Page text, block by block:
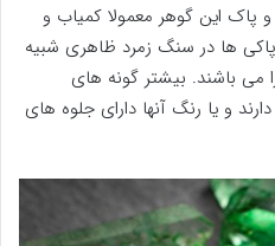
این گوهر معمولا کمیاب و
ها در سنگ زمرد ظاهری شبیه
می باشند. بیشتر گونه های
و یا رنگ آنها دارای جلوه های